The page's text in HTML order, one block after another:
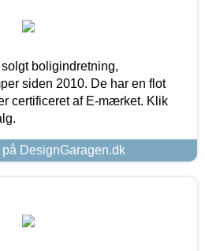
boligindretning,
siden 2010. De har en flot
certificeret af E-mærket. Klik
DesignGaragen.dk